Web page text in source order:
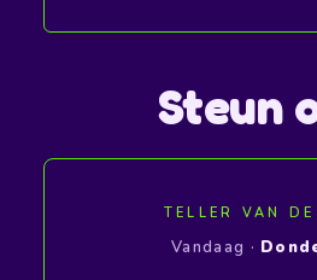
Steun
TELLER VAN DE
Vandaag ·